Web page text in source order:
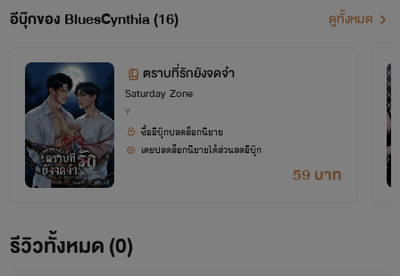
นิยายในนี้มีหลายแนวปะปนกันไป เพราะไม่สามารถแยกนามปากกาได้ ต้องขออภัยในความแต่งไปทั่ว
ของผู้แต่งด้วยนะคะคุณรี๊ดแสนน่ารักที่ติดตาม
(ต้นข้าวสีฟ้า
อีบุ๊กของ BluesCynthia (16) ดูทั้งหมด
ตราบที่รักยังจดจำ
Saturday Zone
Y
59 บาท
ซื้ออีบุ๊กปลดล็อกนิยาย
เคยปลดล็อกนิยายได้ส่วนลดอีบุ๊ก
รีวิวทั้งหมด (0)